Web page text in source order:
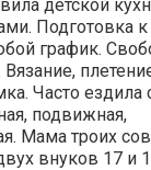
детской
Подготовка к
график.
Часто ездила
подвижная,
Мама троих
внуков 17 и